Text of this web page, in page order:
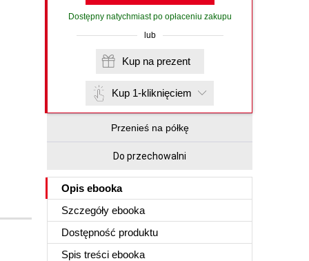
Dostępny natychmiast po opłaceniu zakupu
lub
Kup na prezent
Kup 1-kliknięciem
Przenieś na półkę
Do przechowalni
Opis ebooka
Szczegóły ebooka
Dostępność produktu
Spis treści ebooka